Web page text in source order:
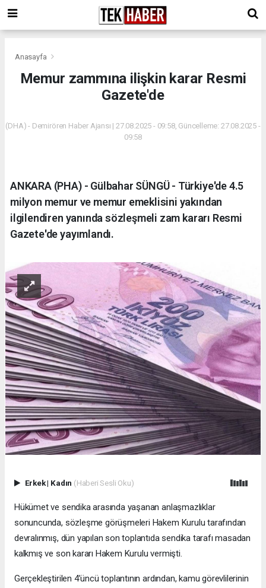
Anasayfa
Memur zammına ilişkin karar Resmi
Gazete'de
(DHA) - Demirören Haber Ajansı | 27.08.2025 - 09:58, Güncelleme: 27.08.2025 -
09:58
ANKARA (PHA) - Gülbahar SÜNGÜ - Türkiye'de 4.5
milyon memur ve memur emeklisini yakından
ilgilendiren yanında sözleşmeli zam kararı Resmi
Gazete'de yayımlandı.
Erkek| Kadın (Haberi Sesli Oku)
Hükümet ve sendika arasında yaşanan anlaşmazlıklar
sonuncunda, sözleşme görüşmeleri Hakem Kurulu tarafından
devralınmış, dün yapılan son toplantıda sendika tarafı masadan
kalkmış ve son kararı Hakem Kurulu vermişti.
Gerçekleştirilen 4’üncü toplantının ardından, kamu görevlilerinin